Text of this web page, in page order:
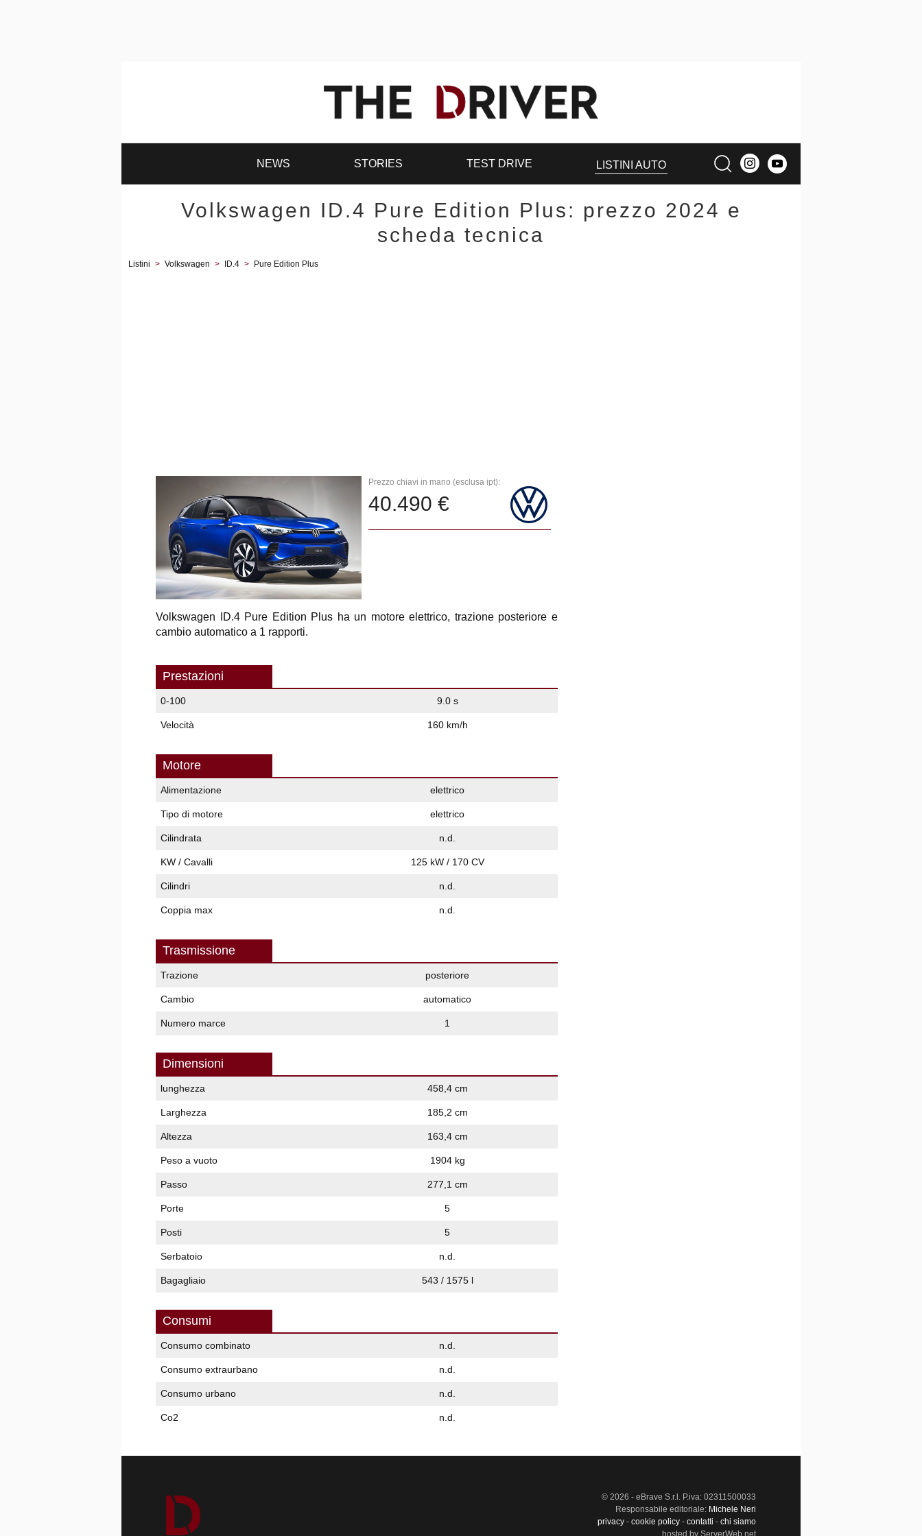
NEWS STORIES TEST DRIVE LISTINI AUTO
Volkswagen ID.4 Pure Edition Plus: prezzo 2024 e
scheda tecnica
Listini > Volkswagen > ID.4 > Pure Edition Plus
Prezzo chiavi in mano (esclusa ipt):
40.490 €
Volkswagen ID.4 Pure Edition Plus ha un motore elettrico, trazione posteriore e
cambio automatico a 1 rapporti.
Prestazioni
0-100 9.0 s
Velocità 160 km/h
Motore
Alimentazione elettrico
Tipo di motore elettrico
Cilindrata n.d.
KW / Cavalli 125 kW / 170 CV
Cilindri n.d.
Coppia max n.d.
Trasmissione
Trazione posteriore
Cambio automatico
Numero marce 1
Dimensioni
lunghezza 458,4 cm
Larghezza 185,2 cm
Altezza 163,4 cm
Peso a vuoto 1904 kg
Passo 277,1 cm
Porte 5
Posti 5
Serbatoio n.d.
Bagagliaio 543 / 1575 l
Consumi
Consumo combinato n.d.
Consumo extraurbano n.d.
Consumo urbano n.d.
Co2 n.d.
© 2026 - eBrave S.r.l. P.iva: 02311500033
Responsabile editoriale: Michele Neri
privacy - cookie policy - contatti - chi siamo
hosted by ServerWeb.net